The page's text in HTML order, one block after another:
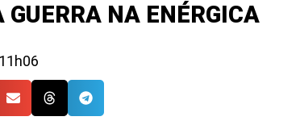
NA ENÉRGICA
11h06